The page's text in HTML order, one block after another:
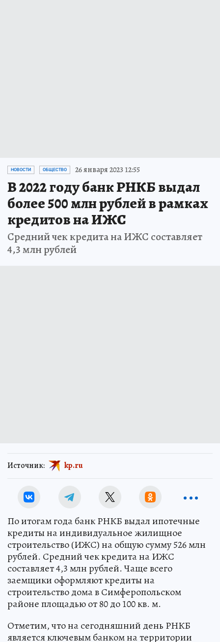
НОВОСТИ ОБЩЕСТВО 26 января 2023 12:55
В 2022 году банк РНКБ выдал
более 500 млн рублей в рамках
кредитов на ИЖС
Средний чек кредита на ИЖС составляет
4,3 млн рублей
Источник: kp.ru
По итогам года банк РНКБ выдал ипотечные
кредиты на индивидуальное жилищное
строительство (ИЖС) на общую сумму 526 млн
рублей. Средний чек кредита на ИЖС
составляет 4,3 млн рублей. Чаще всего
заемщики оформляют кредиты на
строительство дома в Симферопольском
районе площадью от 80 до 100 кв. м.
Отметим, что на сегодняшний день РНКБ
является ключевым банком на территории